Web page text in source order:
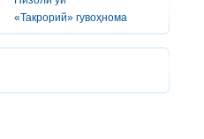
«Такрорий» гувоҳнома